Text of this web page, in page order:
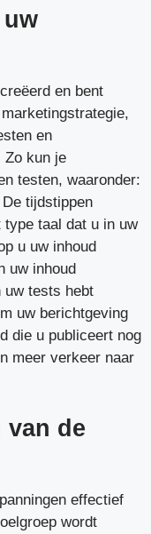
en bent
en
Zo kun je
testen, waaronder:
tijdstippen
type taal dat u in uw
u uw inhoud
uw inhoud
uw tests hebt
uw berichtgeving
die u publiceert nog
meer verkeer naar
van de
effectief
wordt